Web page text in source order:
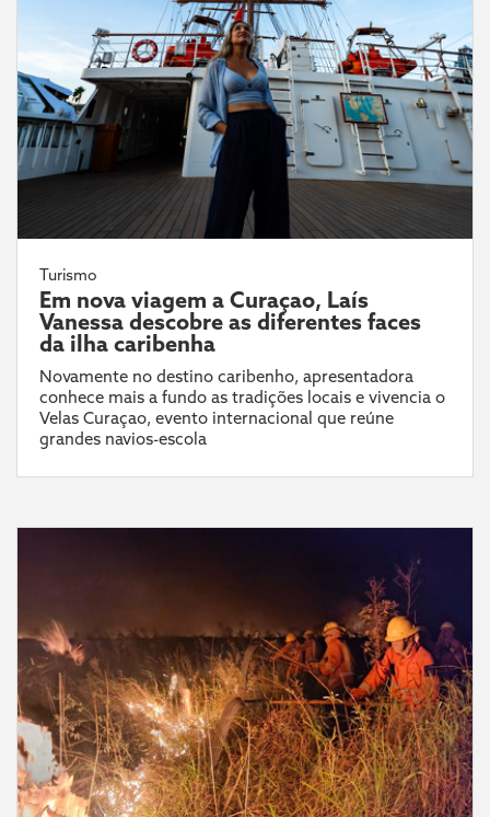
Turismo
Em nova viagem a Curaçao, Laís
Vanessa descobre as diferentes faces
da ilha caribenha
Novamente no destino caribenho, apresentadora
conhece mais a fundo as tradições locais e vivencia o
Velas Curaçao, evento internacional que reúne
grandes navios-escola